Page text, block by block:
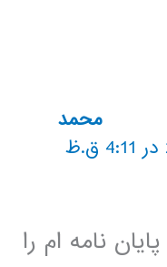
محمد
نامه ام را